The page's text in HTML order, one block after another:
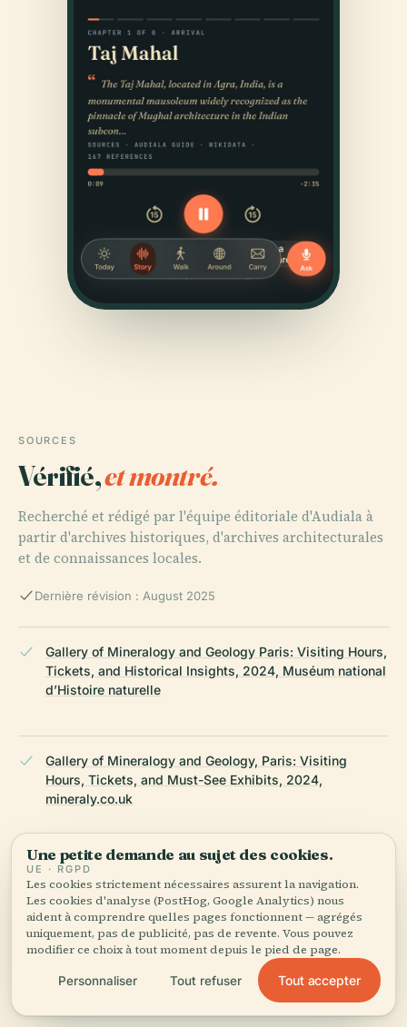
SOURCES
Vérifié,et montré.
Recherché et rédigé par l'équipe éditoriale d'Audiala à
partir d'archives historiques, d'archives architecturales
et de connaissances locales.
Dernière révision : August 2025
Gallery of Mineralogy and Geology Paris: Visiting Hours,
Tickets, and Historical Insights, 2024, Muséum national
d’Histoire naturelle
Gallery of Mineralogy and Geology, Paris: Visiting
Hours, Tickets, and Must-See Exhibits, 2024,
mineraly.co.uk
Gallery of Mineralogy and Geology in Paris: Visiting
Hours, Tickets, and Visitor Guide, 2025, Tiqets
Visiting the Gallery of Mineralogy and Geology in Paris:
Hours, Tickets, and Travel Tips, 2025, Familin’Paris and
Une petite demande au sujet des cookies.
UE · RGPD
Les cookies strictement nécessaires assurent la navigation.
Les cookies d'analyse (PostHog, Google Analytics) nous
aident à comprendre quelles pages fonctionnent — agrégés
uniquement, pas de publicité, pas de revente. Vous pouvez
modifier ce choix à tout moment depuis le pied de page.
Personnaliser Tout refuser Tout accepter